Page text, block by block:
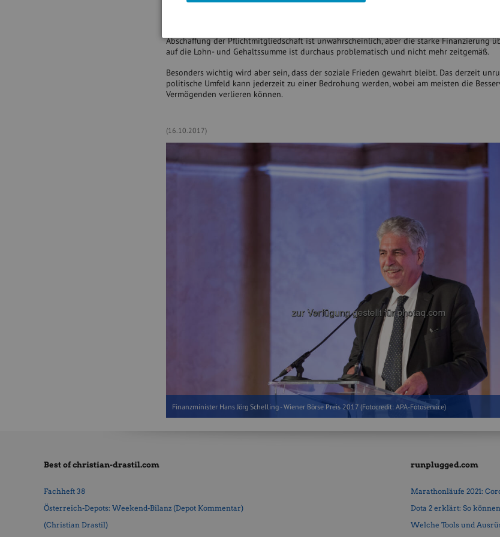
Abschaffung der Pflichtmitgliedschaft ist unwahrscheinlich, aber die starke Finanzierung
auf die Lohn- und Gehaltssumme ist durchaus problematisch und nicht mehr zeitgemäß.
Besonders wichtig wird aber sein, dass der soziale Frieden gewahrt bleibt. Das derzeit
politische Umfeld kann jederzeit zu einer Bedrohung werden, wobei am meisten die
Vermögenden verlieren können.
(16.10.2017)
Finanzminister Hans Jörg Schelling - Wiener Börse Preis 2017 (Fotocredit: APA-Fotoservice)
Best of christian-drastil.com
Fachheft 38
Österreich-Depots: Weekend-Bilanz (Depot Kommentar)
(Christian Drastil)
runplugged.com
Marathonläufe 2021:
Dota 2 erklärt: So
Welche Tools und